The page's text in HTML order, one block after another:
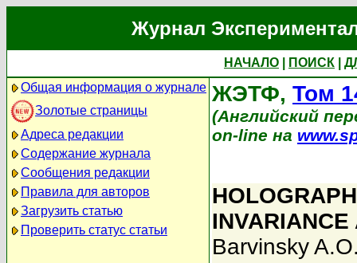
Журнал
НАЧАЛО ПОИСК
Общая информация о журнале
Золотые страницы
Адреса редакции
Содержание журнала
Сообщения редакции
Правила для авторов
Загрузить статью
Проверить статус статьи
ЖЭТФ, Том
(Английский
on-line на
Barvinsky